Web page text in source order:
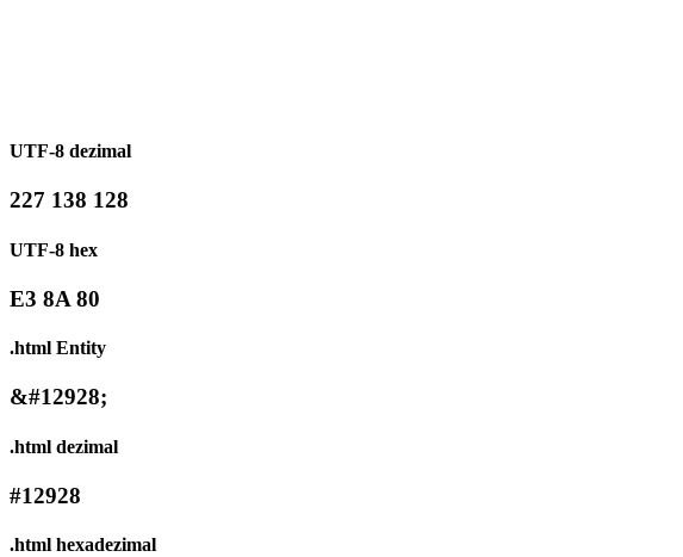
UTF-8 dezimal
227 138 128
UTF-8 hex
E3 8A 80
.html Entity
&#12928;
.html dezimal
#12928
.html hexadezimal